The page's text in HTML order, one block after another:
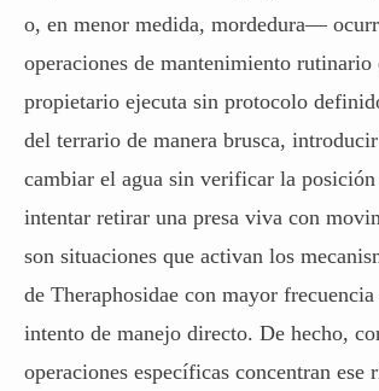
o, en menor medida, mordedura—
operaciones de mantenimiento rutinario
propietario ejecuta sin protocolo
del terrario de manera brusca,
cambiar el agua sin verificar la
intentar retirar una presa viva con
son situaciones que activan los
de Theraphosidae con mayor
intento de manejo directo. De hecho,
operaciones específicas concentran ese